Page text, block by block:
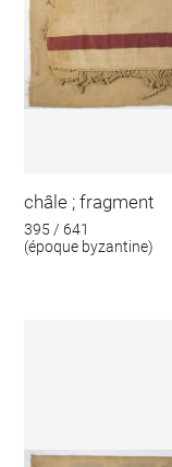
châle ; fragment
395 / 641
(époque byzantine)